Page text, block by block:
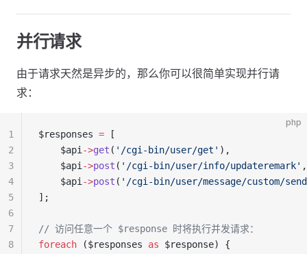
并行请求
由于请求天然是异步的，那么你可以很简单实现并行请
求：
php
$responses = [
    $api
->get ( '/cgi-bin/user/get' ),
    $api
->post ( '/cgi-bin/user/info/updateremark'
    $api
->post ( '/cgi-bin/user/message/custom/
];
// 访问任意一个 $response 时将执行并发请求：
foreach ($responses as $response) {
1
2
3
4
5
6
7
8